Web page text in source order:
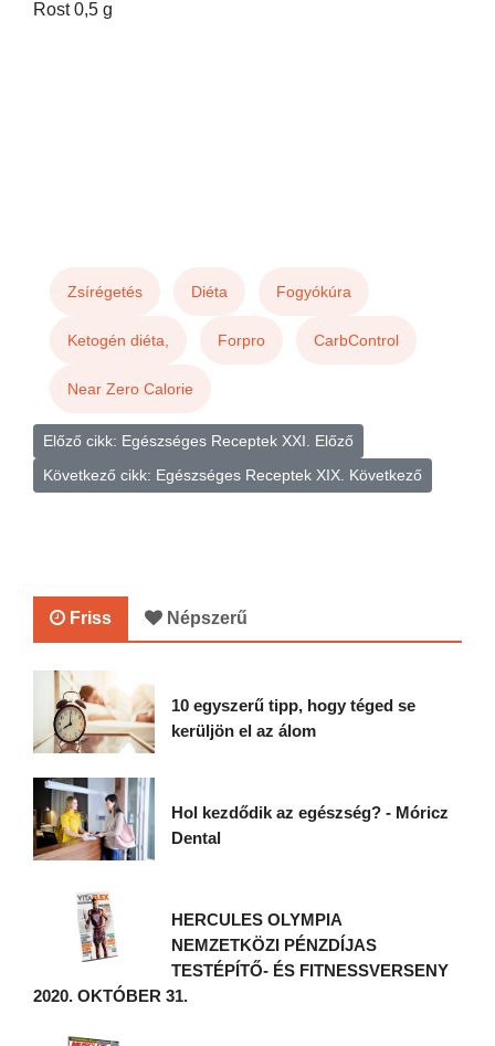
Rost 0,5 g
Zsírégetés Diéta Fogyókúra
Ketogén diéta, Forpro CarbControl
Near Zero Calorie
Előző cikk: Egészséges Receptek XXI. Előző
Következő cikk: Egészséges Receptek XIX. Következő
Friss Népszerű
10 egyszerű tipp, hogy téged se
kerüljön el az álom
Hol kezdődik az egészség? - Móricz
Dental
HERCULES OLYMPIA
NEMZETKÖZI PÉNZDÍJAS
TESTÉPÍTŐ- ÉS FITNESSVERSENY
2020. OKTÓBER 31.